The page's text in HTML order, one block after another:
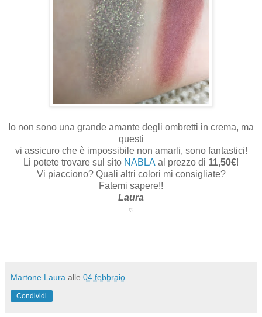
Io non sono una grande amante degli ombretti in crema, ma
questi
vi assicuro che è impossibile non amarli, sono fantastici!
Li potete trovare sul sito NABLA al prezzo di 11,50€!
Vi piacciono? Quali altri colori mi consigliate?
Fatemi sapere!!
Laura
♡
Martone Laura alle 04 febbraio
Condividi